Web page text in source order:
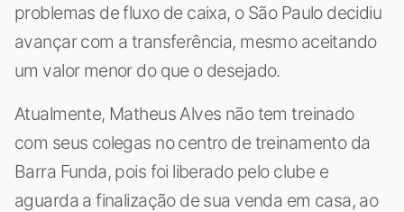
problemas de fluxo de caixa, o São Paulo decidiu
avançar com a transferência, mesmo aceitando
um valor menor do que o desejado.
Atualmente, Matheus Alves não tem treinado
com seus colegas no centro de treinamento da
Barra Funda, pois foi liberado pelo clube e
aguarda a finalização de sua venda em casa, ao